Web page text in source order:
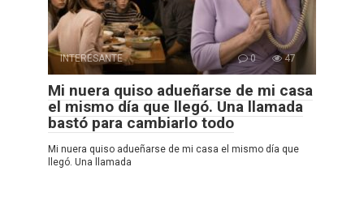
INTERESANTE 0 47
Mi nuera quiso adueñarse de mi casa
el mismo día que llegó. Una llamada
bastó para cambiarlo todo
Mi nuera quiso adueñarse de mi casa el mismo día que
llegó. Una llamada